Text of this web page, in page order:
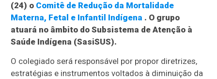
(24) o Comitê de Redução da Mortalidade
Materna, Fetal e Infantil Indígena . O grupo
atuará no âmbito do Subsistema de Atenção à
Saúde Indígena (SasiSUS).
O colegiado será responsável por propor diretrizes,
estratégias e instrumentos voltados à diminuição da